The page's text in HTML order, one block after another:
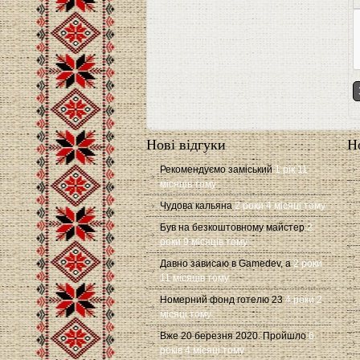
Нові відгуки
Рекомендуємо заміський 1 рік 11
місяців тому
Чудова кальяна 2 роки 4 місяці тому
Був на безкоштовному майстер 2
роки 9 місяців тому
Давно зависаю в Gamedev, а 2 роки
11 місяців тому
Номерний фонд готелю 23 4 роки 2
місяці тому
Вже 20 березня 2020. Пройшло 6
років 4 місяці тому